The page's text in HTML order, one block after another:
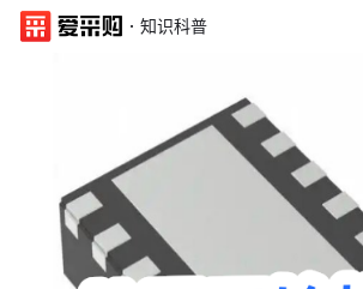
· 知识科普